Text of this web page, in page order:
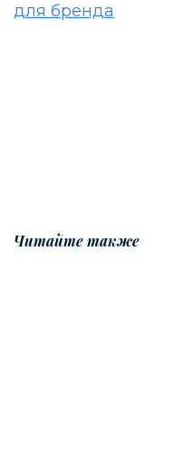
для бренда
Читайте также